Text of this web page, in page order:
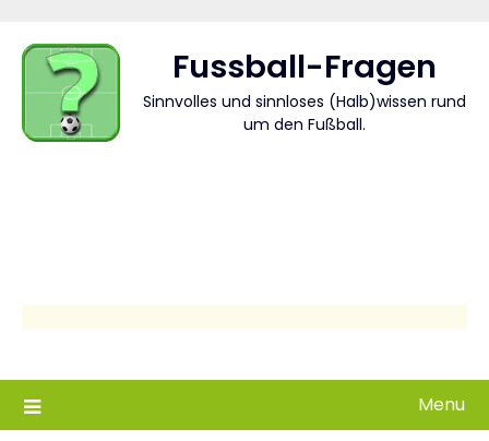
content
Fussball-Fragen
Sinnvolles und sinnloses (Halb)wissen rund
um den Fußball.
Menu